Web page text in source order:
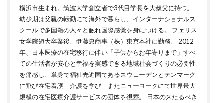
横浜市生まれ。筑波大学創立者で3代目学長を大叔父に持つ。
幼少期は父親の転勤にて海外で暮らし、インターナショナルス
クールで多国籍の人々と触れ国際感覚を身につける。 フェリス
女学院短大卒業後、伊藤忠商事（株）東京本社に勤務。 2012
年、日本医療の在宅移行に伴い「子供からお年寄りまで」すべ
ての生活者が安心と幸福を実感できる地域社会づくりの必要性
を痛感し、単身で福祉先進国であるスウェーデンとデンマーク
に飛び在宅看護、介護を学び、またニューヨークにて世界最大
規模の在宅医療介護サービスの団体を視察。 日本の来たるべき